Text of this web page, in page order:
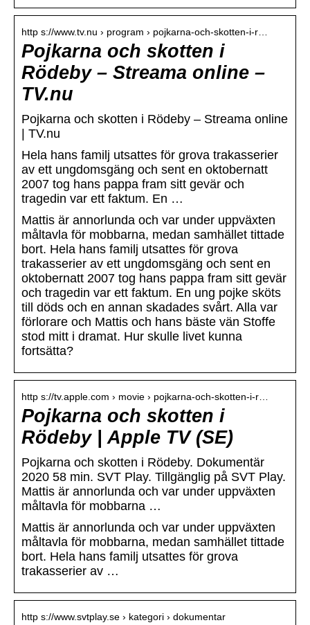
http s://www.tv.nu › program › pojkarna-och-skotten-i-r…
Pojkarna och skotten i
Rödeby – Streama online –
TV.nu
Pojkarna och skotten i Rödeby – Streama online
| TV.nu
Hela hans familj utsattes för grova trakasserier
av ett ungdomsgäng och sent en oktobernatt
2007 tog hans pappa fram sitt gevär och
tragedin var ett faktum. En …
Mattis är annorlunda och var under uppväxten
måltavla för mobbarna, medan samhället tittade
bort. Hela hans familj utsattes för grova
trakasserier av ett ungdomsgäng och sent en
oktobernatt 2007 tog hans pappa fram sitt gevär
och tragedin var ett faktum. En ung pojke sköts
till döds och en annan skadades svårt. Alla var
förlorare och Mattis och hans bäste vän Stoffe
stod mitt i dramat. Hur skulle livet kunna
fortsätta?
http s://tv.apple.com › movie › pojkarna-och-skotten-i-r…
Pojkarna och skotten i
Rödeby | Apple TV (SE)
Pojkarna och skotten i Rödeby. Dokumentär
2020 58 min. SVT Play. Tillgänglig på SVT Play.
Mattis är annorlunda och var under uppväxten
måltavla för mobbarna …
Mattis är annorlunda och var under uppväxten
måltavla för mobbarna, medan samhället tittade
bort. Hela hans familj utsattes för grova
trakasserier av …
http s://www.svtplay.se › kategori › dokumentar